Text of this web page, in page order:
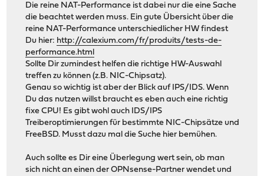
Die reine NAT-Performance ist dabei nur die eine Sache
die beachtet werden muss. Ein gute Übersicht über die
reine NAT-Performance unterschiedlicher HW findest
Du hier: http://calexium.com/fr/produits/tests-de-
performance.html
Sollte Dir zumindest helfen die richtige HW-Auswahl
treffen zu können (z.B. NIC-Chipsatz).
Genau so wichtig ist aber der Blick auf IPS/IDS. Wenn
Du das nutzen willst braucht es eben auch eine richtig
fixe CPU! Es gibt wohl auch IDS/IPS
Treiberoptimierungen für bestimmte NIC-Chipsätze und
FreeBSD. Musst dazu mal die Suche hier bemühen.
Auch sollte es Dir eine Überlegung wert sein, ob man
sich nicht an einen der OPNsense-Partner wendet und